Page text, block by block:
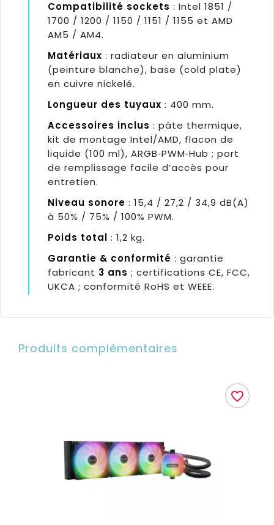
Compatibilité sockets : Intel 1851 /
1700 / 1200 / 1150 / 1151 / 1155 et AMD
AM5 / AM4.
Matériaux : radiateur en aluminium
(peinture blanche), base (cold plate)
en cuivre nickelé.
Longueur des tuyaux : 400 mm.
Accessoires inclus : pâte thermique,
kit de montage Intel/AMD, flacon de
liquide (100 ml), ARGB‑PWM‑Hub ; port
de remplissage facile d’accès pour
entretien.
Niveau sonore : 15,4 / 27,2 / 34,9 dB(A)
à 50% / 75% / 100% PWM.
Poids total : 1,2 kg.
Garantie & conformité : garantie
fabricant 3 ans ; certifications CE, FCC,
UKCA ; conformité RoHS et WEEE.
Produits complémentaires
favorite_border